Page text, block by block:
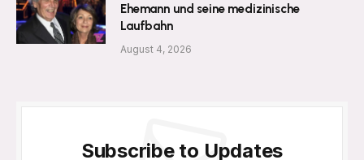
Ehemann und seine medizinische
Laufbahn
August 4, 2026
Subscribe to Updates